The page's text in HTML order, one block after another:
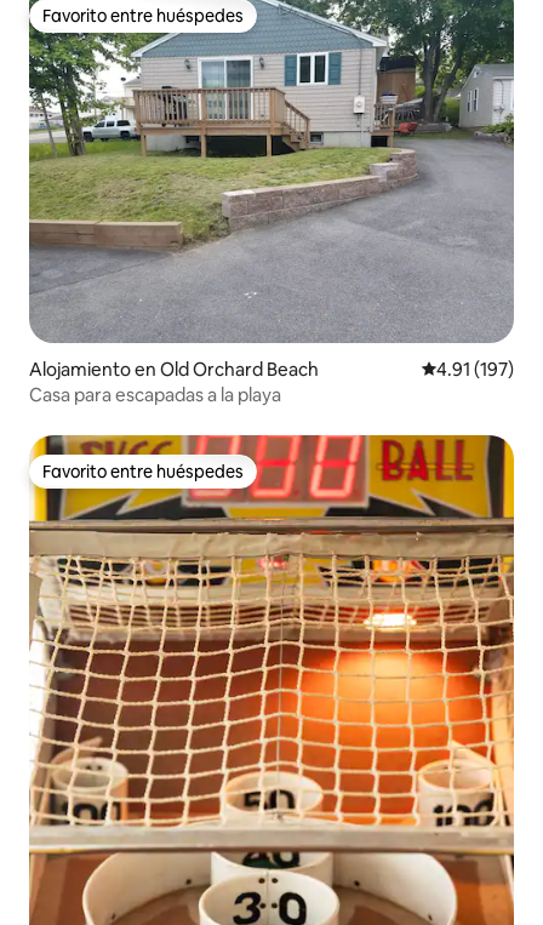
Favorito entre huéspedes
Favorito entre huéspedes
Alojamiento en Old Orchard Beach Calificación
4.91 (197)
Casa para escapadas a la playa
Favorito entre huéspedes
Favorito entre huéspedes